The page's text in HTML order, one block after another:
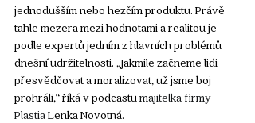
jednodušším nebo hezčím produktu. Právě
tahle mezera mezi hodnotami a realitou je
podle expertů jedním z hlavních problémů
dnešní udržitelnosti. „Jakmile začneme lidi
přesvědčovat a moralizovat, už jsme boj
prohráli,“ říká v podcastu majitelka firmy
Plastia Lenka Novotná.